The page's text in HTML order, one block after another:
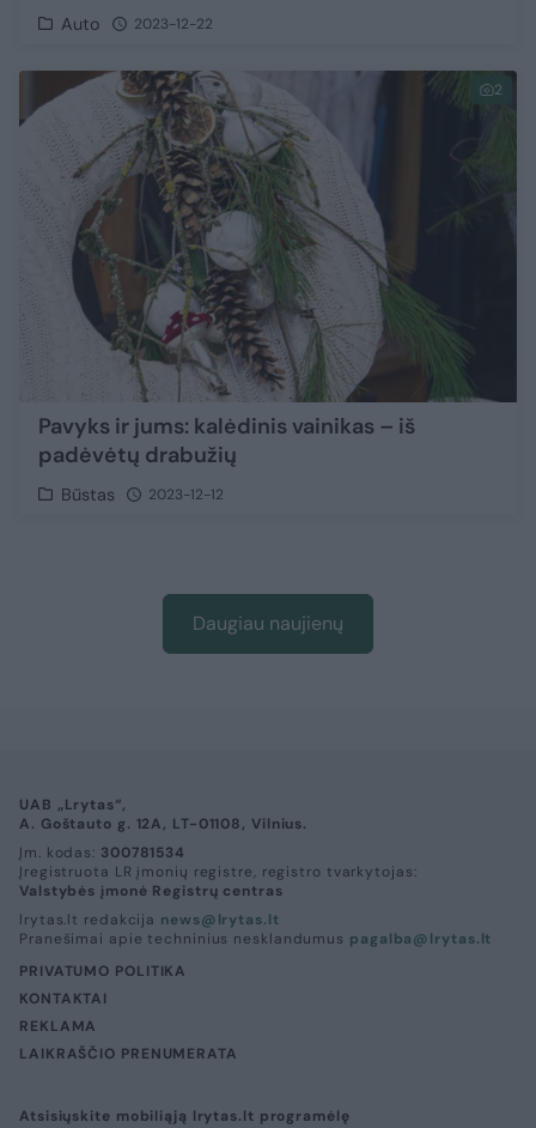
Auto 2023-12-22
2
Pavyks ir jums: kalėdinis vainikas – iš
padėvėtų drabužių
Būstas 2023-12-12
Daugiau naujienų
UAB „Lrytas“,
A. Goštauto g. 12A, LT-01108, Vilnius.
Įm. kodas: 300781534
Įregistruota LR įmonių registre, registro tvarkytojas:
Valstybės įmonė Registrų centras
lrytas.lt redakcija news@lrytas.lt
Pranešimai apie techninius nesklandumus pagalba@lrytas.lt
PRIVATUMO POLITIKA
KONTAKTAI
REKLAMA
LAIKRAŠČIO PRENUMERATA
Atsisiųskite mobiliąją lrytas.lt programėlę